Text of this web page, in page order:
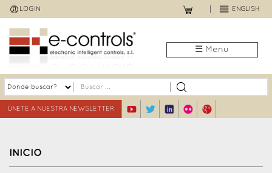
Jump
to
navigation
LOGIN ENGLISH
☰ Menu
ÚNETE A NUESTRA NEWSLETTER
INICIO